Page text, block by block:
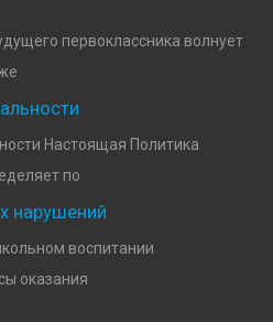
первоклассника волнует
Настоящая Политика
по
нарушений
воспитании
оказания